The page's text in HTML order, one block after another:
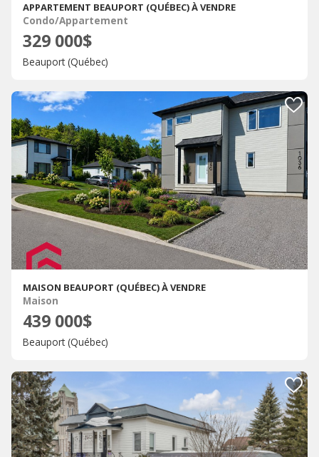
APPARTEMENT BEAUPORT (QUÉBEC) À VENDRE
Condo/Appartement
329 000$
Beauport (Québec)
MAISON BEAUPORT (QUÉBEC) À VENDRE
Maison
439 000$
Beauport (Québec)